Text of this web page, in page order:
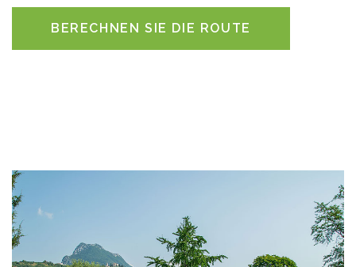
BERECHNEN SIE DIE ROUTE